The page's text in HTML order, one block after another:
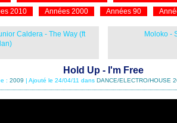
2010 Années 2000 Années 90
Caldera - The Way (ft
Moloko -
Hold Up - I'm Free
: 2009 | Ajouté le 24/04/11 dans DANCE/ELECTRO/HOUSE